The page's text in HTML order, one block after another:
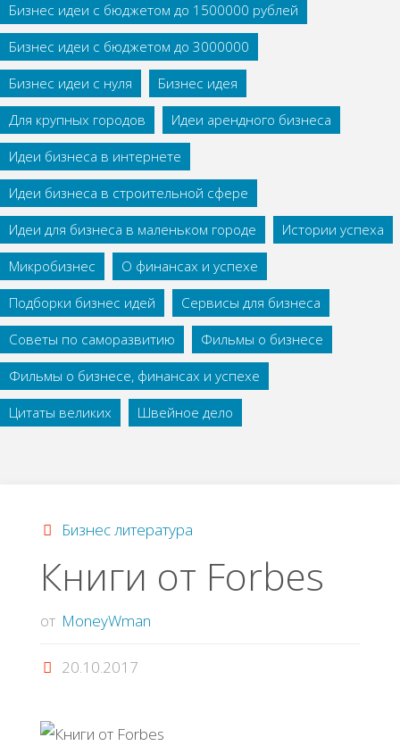
Бизнес идеи с бюджетом до 1500000 рублей
Бизнес идеи с бюджетом до 3000000
Бизнес идеи с нуля
Бизнес идея
Для крупных городов
Идеи арендного бизнеса
Идеи бизнеса в интернете
Идеи бизнеса в строительной сфере
Идеи для бизнеса в маленьком городе
Истории успеха
Микробизнес
О финансах и успехе
Подборки бизнес идей
Сервисы для бизнеса
Советы по саморазвитию
Фильмы о бизнесе
Фильмы о бизнесе, финансах и успехе
Цитаты великих
Швейное дело
Бизнес литература
Книги от Forbes
от MoneyWman
20.10.2017